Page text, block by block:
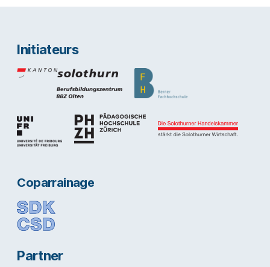
Initiateurs
Coparrainage
Partner